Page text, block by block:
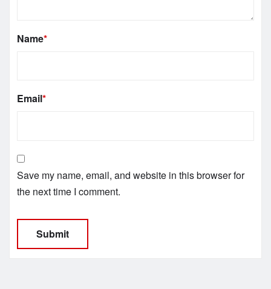
Name*
Email*
Save my name, email, and website in this browser for
the next time I comment.